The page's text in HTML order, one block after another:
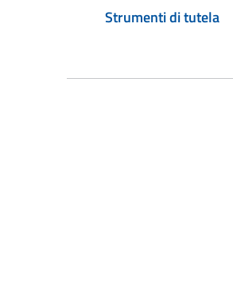
Strumenti di tutela